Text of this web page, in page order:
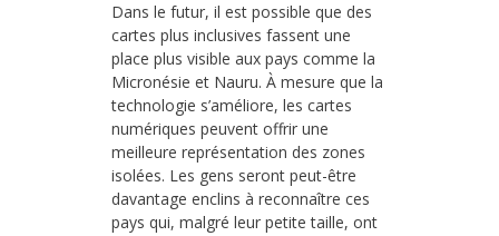
Dans le futur, il est possible que des
cartes plus inclusives fassent une
place plus visible aux pays comme la
Micronésie et Nauru. À mesure que la
technologie s’améliore, les cartes
numériques peuvent offrir une
meilleure représentation des zones
isolées. Les gens seront peut-être
davantage enclins à reconnaître ces
pays qui, malgré leur petite taille, ont